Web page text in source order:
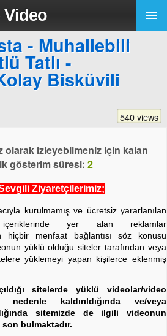
Video
- Muhallebili
Tatlı -
Bisküvili
540 views
olarak izleyebilmeniz için kalan
gösterim süresi: 2
Ziyaretçilerimiz;
kurulmamış ve ücretsiz yararlanılan
yer alan reklamlar
menfaat bağlantısı söz konusu
yüklü olduğu siteler tarafından veya
yüklemeyi yapan kişilerce eklenmiş
sitelerde yüklü videolar/video
kaldırıldığında ve/veya
sitemizde de ilgili videonun
bulmaktadır.